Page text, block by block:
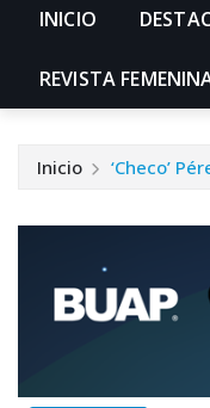
INICIO
REVISTA
Inicio ‘Checo’